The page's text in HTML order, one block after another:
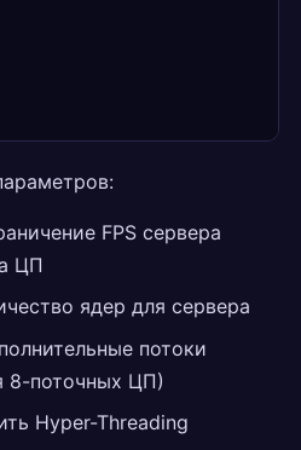
FPS сервера
ЦП
ядер для сервера
потоки
8-поточных ЦП)
Hyper-Threading